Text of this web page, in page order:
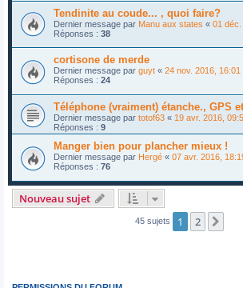
Tendinite au coude... , quoi faire?
Dernier message par Manu aux states « 01 déc.
Réponses : 38
cortisone de merde
Dernier message par guyt « 24 nov. 2016, 16:01
Réponses : 24
Téléphone (vraiment) étanche., GPS
Dernier message par totof63 « 19 avr. 2016,
Réponses : 9
Manger bien pour plancher mieux !
Dernier message par Hergé « 07 avr. 2016,
Réponses : 76
Nouveau sujet
45 sujets 1 2